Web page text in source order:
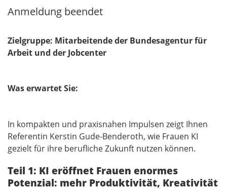
Anmeldung beendet
Zielgruppe: Mitarbeitende der Bundesagentur für
Arbeit und der Jobcenter
Was erwartet Sie:
In kompakten und praxisnahen Impulsen zeigt Ihnen
Referentin Kerstin Gude-Benderoth, wie Frauen KI
gezielt für ihre berufliche Zukunft nutzen können.
Teil 1: KI eröffnet Frauen enormes
Potenzial: mehr Produktivität, Kreativität